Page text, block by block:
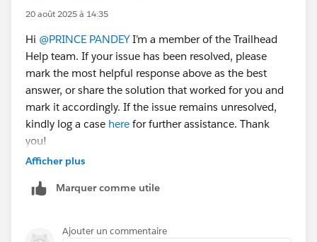
20 août 2025 à 14:35
Hi @PRINCE PANDEYI’m a member of the Trailhead
Help team. If your issue has been resolved, please
mark the most helpful response above as the best
answer, or share the solution that worked for you and
mark it accordingly. If the issue remains unresolved,
kindly log a case here for further assistance. Thank
you!
Afficher plus
Marquer comme utile
Ajouter un commentaire